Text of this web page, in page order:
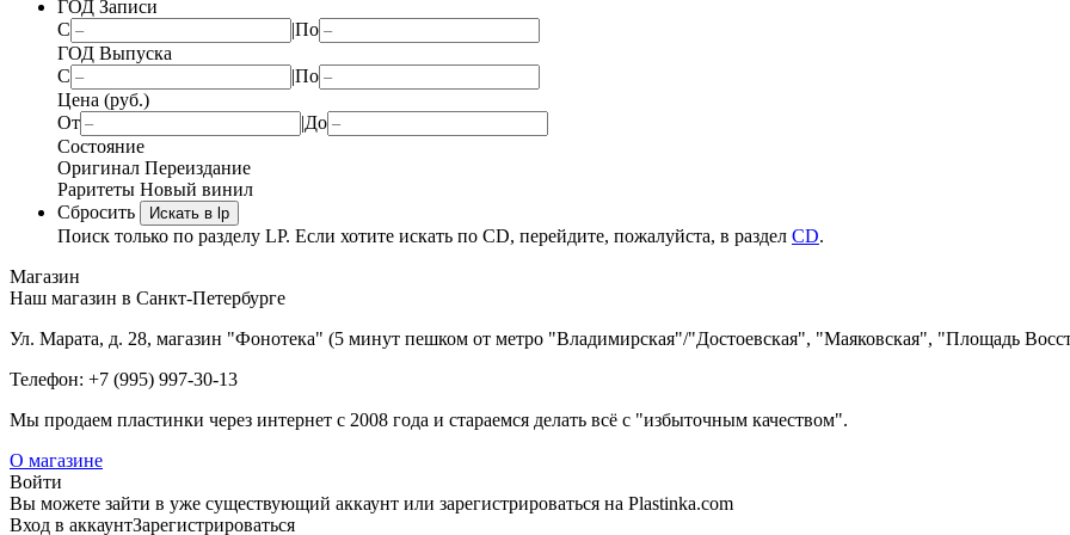
ГОД Записи
С
|По
ГОД Выпуска
С
|По
Цена (руб.)
От
|До
Состояние
Оригинал Переиздание
Раритеты Новый винил
Сбросить
Искать в lp
Поиск только по разделу LP. Если хотите искать по CD, перейдите, пожалуйста, в раздел CD.
Магазин
Наш магазин в Санкт-Петербурге
Ул. Марата, д. 28, магазин "Фонотека" (5 минут пешком от метро "Владимирская"/"Достоевская", "Маяковская", "Площадь
Телефон: +7 (995) 997-30-13
Мы продаем пластинки через интернет c 2008 года и стараемся делать всё с "избыточным качеством".
О магазине
Войти
Вы можете зайти в уже существующий аккаунт или зарегистрироваться на Plastinka.com
Вход в аккаунтЗарегистрироваться